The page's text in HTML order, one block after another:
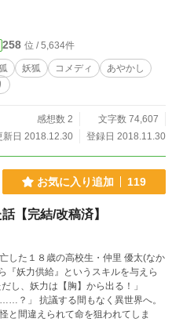
258 位 / 5,634件
妖狐 コメディ
あやかし
感想数 2
文字数 74,607
新日 2018.12.30
登録日 2018.11.30
お気に入り追加 119
【完結/改稿済】
した１８歳の高校生・仲里 優太(なか
『妖力供給』というスキルを与えら
く異世界へ。
と間違えられて命を狙われてしま